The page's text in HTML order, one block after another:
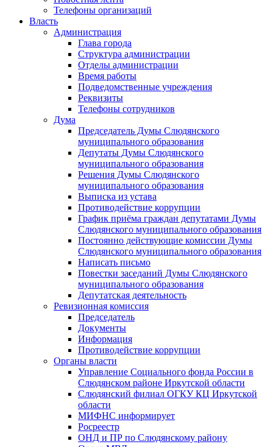
Телефоны организаций
Власть
Администрация
Глава города
Структура администрации
Отделы администрации
Время работы
Подведомственные учреждения
Реквизиты
Телефоны сотрудников
Дума
Председатель Думы Слюдянского
муниципального образования
Депутаты Думы Слюдянского
муниципального образования
Решения Думы Слюдянского
муниципального образования
Выписка из устава
Противодействие коррупции
График приёма граждан депутатами Думы
Слюдянского муниципального образования
Постоянно действующие комиссии Думы
Слюдянского муниципального образования
Написать письмо
Повестки заседаний Думы Слюдянского
муниципального образования
Депутатская деятельность
Ревизионная комиссия
Председатель
Документы
Информация
Противодействие коррупции
Органы власти
Управление Социального фонда России в
Слюдянском районе Иркутской области
Слюдянский филиал ОГКУ КЦ Иркутской
области
МИФНС информирует
Росреестр
ОНД и ПР по Слюдянскому району